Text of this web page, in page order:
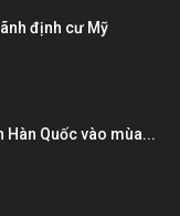
định cư Mỹ
Quốc vào mùa...